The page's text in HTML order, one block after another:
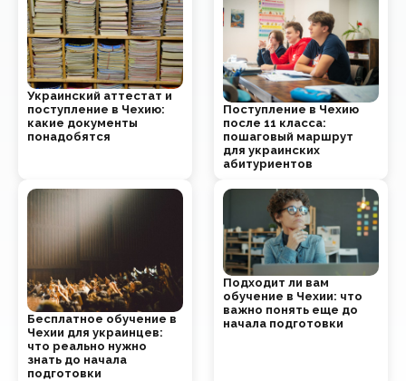
Украинский аттестат и
поступление в Чехию:
какие документы
понадобятся
Поступление в Чехию
после 11 класса:
пошаговый маршрут
для украинских
абитуриентов
Бесплатное обучение в
Чехии для украинцев:
что реально нужно
знать до начала
подготовки
Подходит ли вам
обучение в Чехии: что
важно понять еще до
начала подготовки